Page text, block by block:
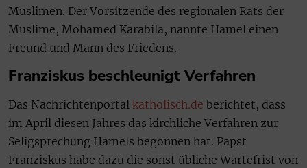
Muslimen. Der Vorsitzende des regionalen Rats der
Muslime, Mohamed Karabila, nannte Hamel einen
Freund und Mann des Friedens.
Franziskus beschleunigt Verfahren
Das Nachrichtenportal katholisch.de berichtet, dass
im April diesen Jahres das kirchliche Verfahren zur
Seligsprechung Hamels begonnen hat. Papst
Franziskus habe dazu die sonst übliche Wartefrist von